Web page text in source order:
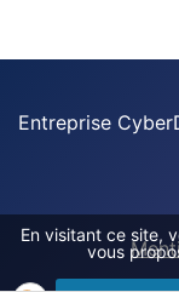
Entreprise
En visitant ce site,
vous